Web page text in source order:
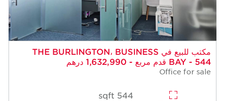
مكتب للبيع في THE BURLINGTON، BUSINESS
BAY - 544 قدم مربع - 1,632,990 درهم
Office for sale
544 sqft